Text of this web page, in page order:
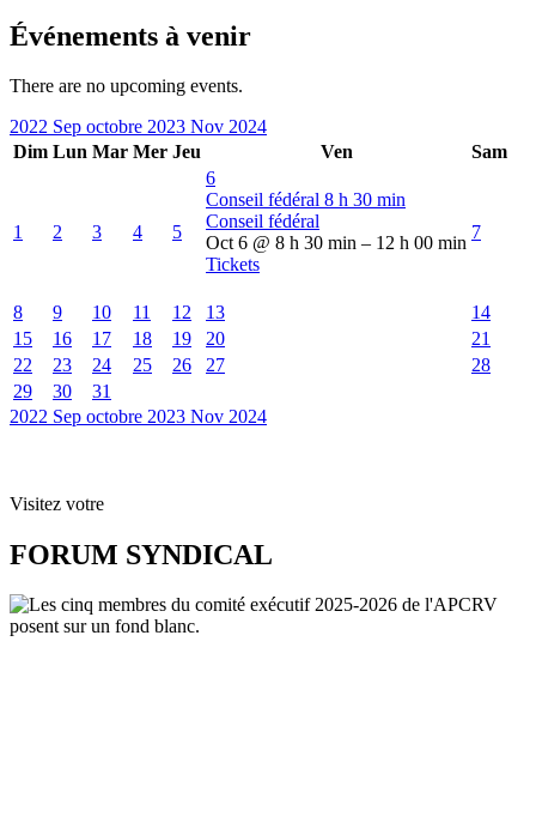
Événements à venir
There are no upcoming events.
2022 Sep octobre 2023 Nov 2024
Dim Lun Mar Mer Jeu Ven Sam
1 2 3 4 5
6
Conseil fédéral 8 h 30 min
Conseil fédéral
Oct 6 @ 8 h 30 min – 12 h 00 min
Tickets
7
8 9 10 11 12 13
14
15
16 17 18 19 20
21
22
23 24 25 26 27
28
29
30
31
2022 Sep octobre 2023 Nov 2024
Visitez votre
FORUM SYNDICAL